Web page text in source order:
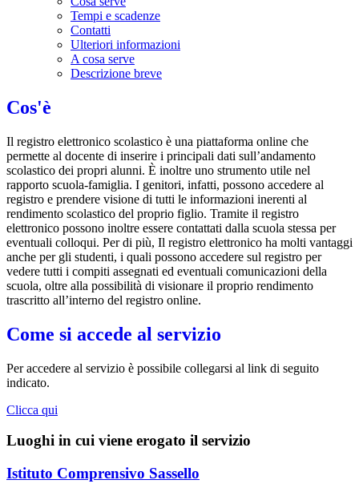
Tempi e scadenze
Contatti
Ulteriori informazioni
A cosa serve
Descrizione breve
Cos'è
Il registro elettronico scolastico è una piattaforma online che
permette al docente di inserire i principali dati sull’andamento
scolastico dei propri alunni. È inoltre uno strumento utile nel
rapporto scuola-famiglia. I genitori, infatti, possono accedere al
registro e prendere visione di tutti le informazioni inerenti al
rendimento scolastico del proprio figlio. Tramite il registro
elettronico possono inoltre essere contattati dalla scuola stessa per
eventuali colloqui. Per di più, Il registro elettronico ha molti vantaggi
anche per gli studenti, i quali possono accedere sul registro per
vedere tutti i compiti assegnati ed eventuali comunicazioni della
scuola, oltre alla possibilità di visionare il proprio rendimento
trascritto all’interno del registro online.
Come si accede al servizio
Per accedere al servizio è possibile collegarsi al link di seguito
indicato.
Clicca qui
Luoghi in cui viene erogato il servizio
Istituto Comprensivo Sassello